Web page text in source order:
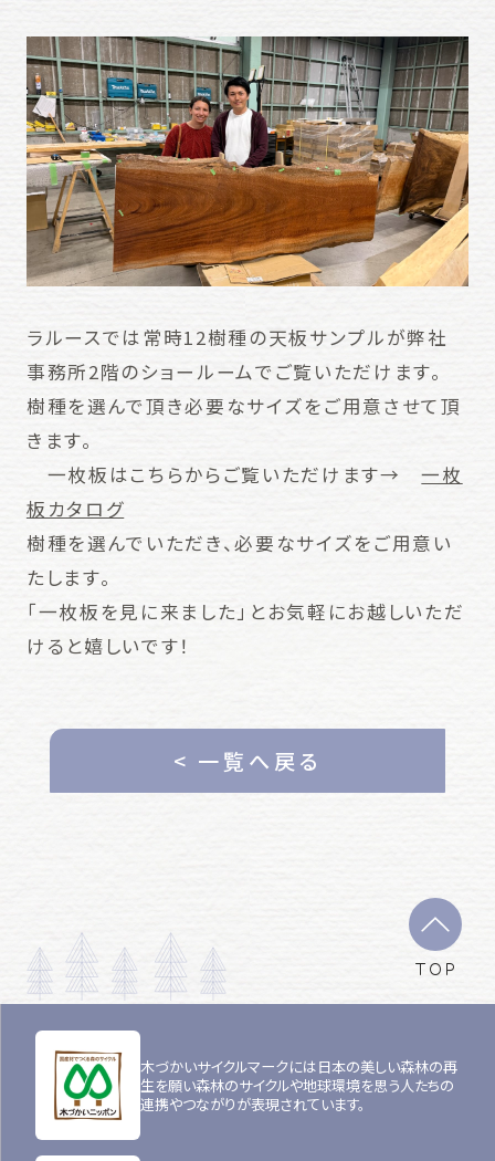
ラルースでは常時12樹種の天板サンプルが弊社
事務所2階のショールームでご覧いただけます。
樹種を選んで頂き必要なサイズをご用意させて頂
きます。
一枚板はこちらからご覧いただけます→一枚
板カタログ
樹種を選んでいただき、必要なサイズをご用意い
たします。
「一枚板を見に来ました」とお気軽にお越しいただ
けると嬉しいです！
< 一覧へ戻る
TOP
木づかいサイクルマークには日本の美しい森林の再
生を願い森林のサイクルや地球環境を思う人たちの
連携やつながりが表現されています。